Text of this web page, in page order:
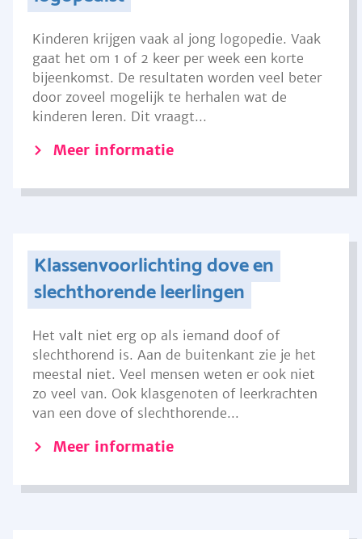
Kinderen krijgen vaak al jong logopedie. Vaak
gaat het om 1 of 2 keer per week een korte
bijeenkomst. De resultaten worden veel beter
door zoveel mogelijk te herhalen wat de
kinderen leren. Dit vraagt...
Meer informatie
Klassenvoorlichting dove en
slechthorende leerlingen
Het valt niet erg op als iemand doof of
slechthorend is. Aan de buitenkant zie je het
meestal niet. Veel mensen weten er ook niet
zo veel van. Ook klasgenoten of leerkrachten
van een dove of slechthorende...
Meer informatie